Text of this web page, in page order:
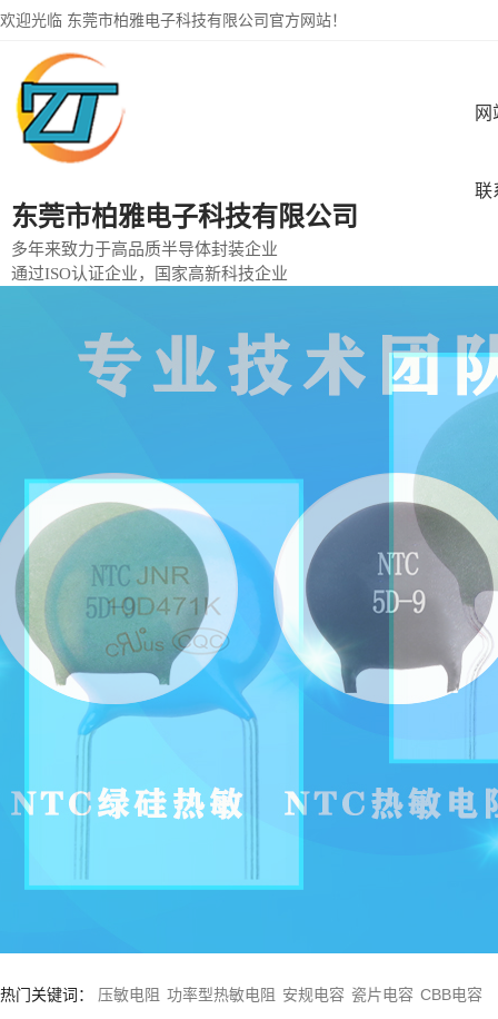
欢迎光临 东莞市柏雅电子科技有限公司官方网站！
东莞市柏雅电子科技有限公司
多年来致力于高品质半导体封装企业
通过ISO认证企业，国家高新科技企业
网
联
热门关键词： 压敏电阻 功率型热敏电阻 安规电容 瓷片电容 CBB电容